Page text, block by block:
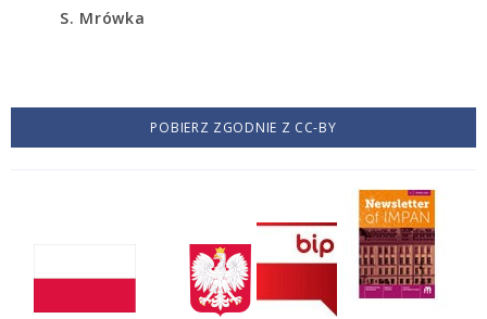
S. Mrówka
POBIERZ ZGODNIE Z CC-BY